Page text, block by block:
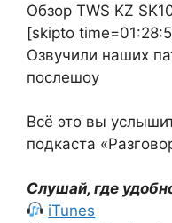
Обзор TWS KZ
[skipto
Озвучили наших
послешоу
Всё это вы
подкаста
Слушай, где
iTunes